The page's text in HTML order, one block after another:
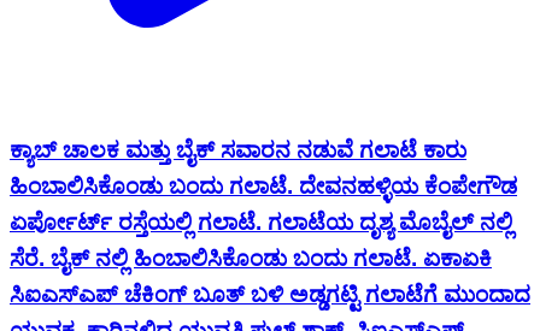
ಕ್ಯಾಬ್ ಚಾಲಕ ಮತ್ತು ಬೈಕ್ ಸವಾರನ ನಡುವೆ ಗಲಾಟೆ‌ ಕಾರು
ಹಿಂಬಾಲಿಸಿಕೊಂಡು ಬಂದು ಗಲಾಟೆ. ದೇವನಹಳ್ಳಿಯ ಕೆಂಪೇಗೌಡ
ಏರ್ಪೋರ್ಟ್ ರಸ್ತೆಯಲ್ಲಿ ಗಲಾಟೆ. ಗಲಾಟೆಯ ದೃಶ್ಯ ಮೊಬೈಲ್ ನಲ್ಲಿ
ಸೆರೆ. ಬೈಕ್ ನಲ್ಲಿ ಹಿಂಬಾಲಿಸಿಕೊಂಡು ಬಂದು ಗಲಾಟೆ. ಏಕಾಏಕಿ
ಸಿಐಎಸ್ಎಪ್ ಚೆಕಿಂಗ್ ಬೂತ್ ಬಳಿ ಅಡ್ಡಗಟ್ಟಿ ಗಲಾಟೆಗೆ ಮುಂದಾದ